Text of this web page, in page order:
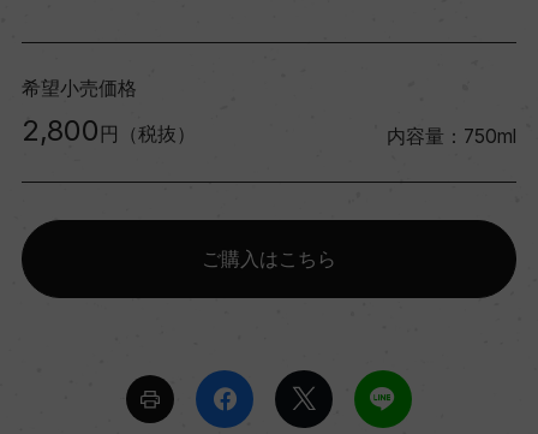
希望小売価格
2,800 円（税抜） 内容量：750ml
ご購入はこちら